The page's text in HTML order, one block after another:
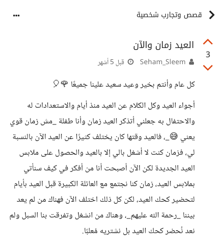
قصص وتجارب شخصية
3
العيد زمان والآن
قبل 5 أشهر
كل عام وأنتم بخير وعيد سعيد علينا جميعًا 🌹🎈
أجواء العيد وكل الكلام عن العيد منذ أيام والاستعدادات له
والاحتفال به جعلني أتذكر العيد زمان وأنا طفلة _مش زمان قوي
يعني 😅_، فالعيد وقتها كان يختلف كثيرًا عن العيد الآن بالنسبة
لي، فزمان كنت لا أشغل بالي إلا بالعيد والحصول على ملابس
العيد الجديدة لكن الآن أصبحت أنا من أفكر في كيف سنأتي
بملابس العيد، زمان كنا نجتمع مع العائلة الكبيرة قبل العيد بأيام
لتحضير كحك العيد، لكن كل ذلك اختلف الآن فهناك من لم يعد
بيننا _رحمة الله عليهم_، وهناك من انشغل وتفرقت بنا السبل ولم
نعد نُحضر كحك العيد بل نشتريه مُعلبًا.